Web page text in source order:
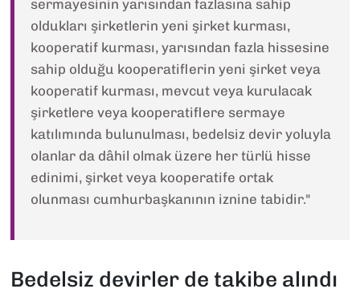
sermayesinin yarısından fazlasına sahip
oldukları şirketlerin yeni şirket kurması,
kooperatif kurması, yarısından fazla hissesine
sahip olduğu kooperatiflerin yeni şirket veya
kooperatif kurması, mevcut veya kurulacak
şirketlere veya kooperatiflere sermaye
katılımında bulunulması, bedelsiz devir yoluyla
olanlar da dâhil olmak üzere her türlü hisse
edinimi, şirket veya kooperatife ortak
olunması cumhurbaşkanının iznine tabidir."
Bedelsiz devirler de takibe alındı